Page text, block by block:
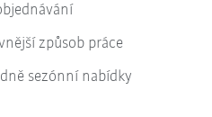
způsob práce
sezónní nabídky